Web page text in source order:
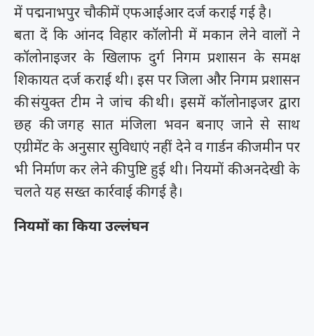
में पद्मनाभपुर चौकी में एफआईआर दर्ज कराई गई है।
बता दें कि आंनद विहार कॉलोनी में मकान लेने वालों ने
कॉलोनाइजर के खिलाफ दुर्ग निगम प्रशासन के समक्ष
शिकायत दर्ज कराई थी। इस पर जिला और निगम प्रशासन
की संयुक्त टीम ने जांच की थी। इसमें कॉलोनाइजर द्वारा
छह की जगह सात मंजिला भवन बनाए जाने से साथ
एग्रीमेंट के अनुसार सुविधाएं नहीं देने व गार्डन की जमीन पर
भी निर्माण कर लेने की पुष्टि हुई थी। नियमों की अनदेखी के
चलते यह सख्त कार्रवाई की गई है।
नियमों का किया उल्लंघन